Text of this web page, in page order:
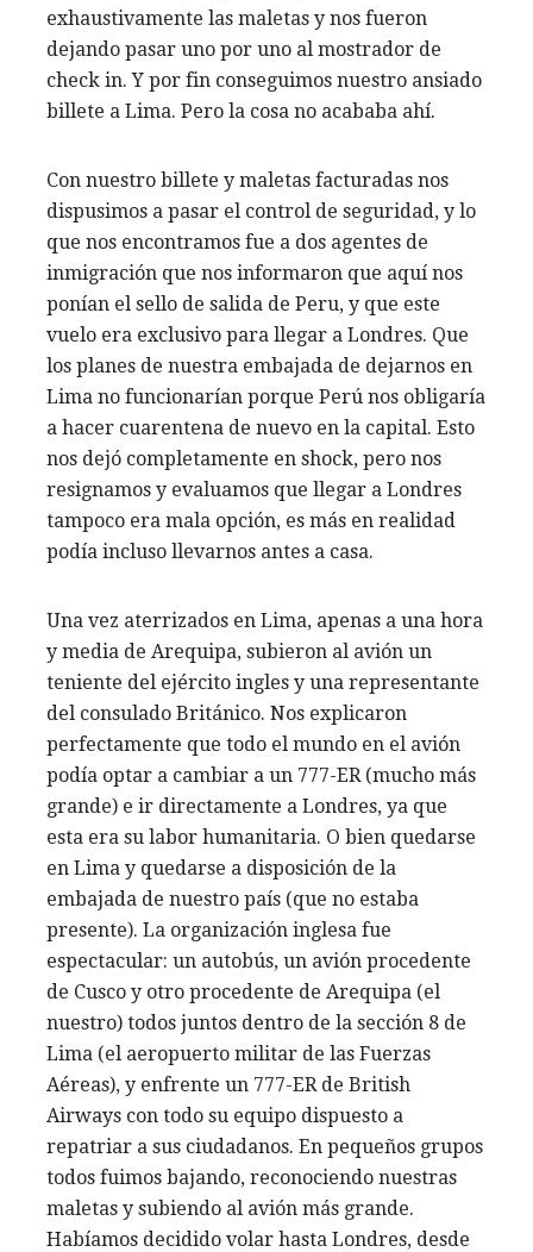
exhaustivamente las maletas y nos fueron
dejando pasar uno por uno al mostrador de
check in. Y por fin conseguimos nuestro ansiado
billete a Lima. Pero la cosa no acababa ahí.
Con nuestro billete y maletas facturadas nos
dispusimos a pasar el control de seguridad, y lo
que nos encontramos fue a dos agentes de
inmigración que nos informaron que aquí nos
ponían el sello de salida de Peru, y que este
vuelo era exclusivo para llegar a Londres. Que
los planes de nuestra embajada de dejarnos en
Lima no funcionarían porque Perú nos obligaría
a hacer cuarentena de nuevo en la capital. Esto
nos dejó completamente en shock, pero nos
resignamos y evaluamos que llegar a Londres
tampoco era mala opción, es más en realidad
podía incluso llevarnos antes a casa.
Una vez aterrizados en Lima, apenas a una hora
y media de Arequipa, subieron al avión un
teniente del ejército ingles y una representante
del consulado Británico. Nos explicaron
perfectamente que todo el mundo en el avión
podía optar a cambiar a un 777-ER (mucho más
grande) e ir directamente a Londres, ya que
esta era su labor humanitaria. O bien quedarse
en Lima y quedarse a disposición de la
embajada de nuestro país (que no estaba
presente). La organización inglesa fue
espectacular: un autobús, un avión procedente
de Cusco y otro procedente de Arequipa (el
nuestro) todos juntos dentro de la sección 8 de
Lima (el aeropuerto militar de las Fuerzas
Aéreas), y enfrente un 777-ER de British
Airways con todo su equipo dispuesto a
repatriar a sus ciudadanos. En pequeños grupos
todos fuimos bajando, reconociendo nuestras
maletas y subiendo al avión más grande.
Habíamos decidido volar hasta Londres, desde